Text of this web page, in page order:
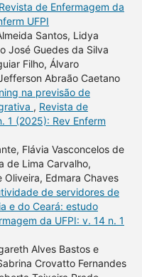
Revista de Enfermagem da
UFPI
Santos, Lidya
José Guedes da Silva
Filho, Álvaro
Abraão Caetano
na previsão de
, Revista de
1 (2025): Rev Enferm
Flávia Vasconcelos de
de Lima Carvalho,
Edmara Chaves
de servidores de
e do Ceará: estudo
da UFPI: v. 14 n. 1
Alves Bastos e
Crovatto Fernandes